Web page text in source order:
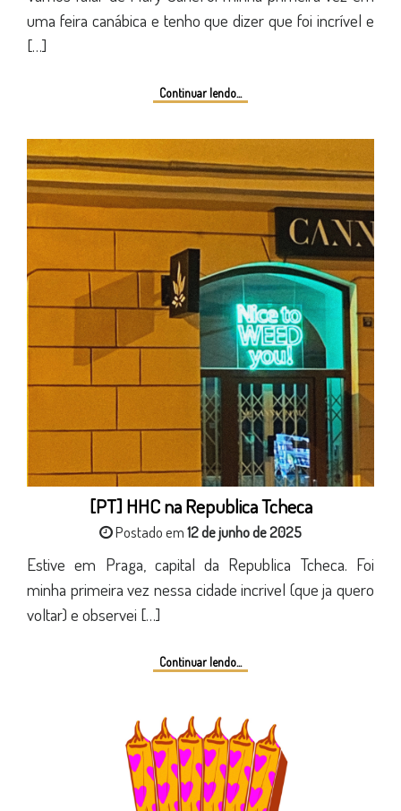
uma feira canábica e tenho que dizer que foi incrível e
[…]
Continuar lendo...
[PT] HHC na Republica Tcheca
Postado em12 de junho de 2025
Estive em Praga, capital da Republica Tcheca. Foi
minha primeira vez nessa cidade incrivel (que ja quero
voltar) e observei […]
Continuar lendo...